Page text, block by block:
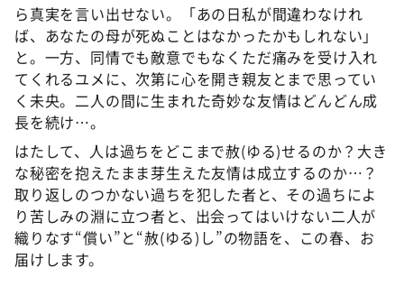
ら真実を言い出せない。「あの日私が間違わなけれ
ば、あなたの母が死ぬことはなかったかもしれない」
と。一方、同情でも敵意でもなくただ痛みを受け入れ
てくれるユメに、次第に心を開き親友とまで思ってい
く未央。二人の間に生まれた奇妙な友情はどんどん成
長を続け…。
はたして、人は過ちをどこまで赦(ゆる)せるのか？大き
な秘密を抱えたまま芽生えた友情は成立するのか…？
取り返しのつかない過ちを犯した者と、その過ちによ
り苦しみの淵に立つ者と、出会ってはいけない二人が
織りなす“償い”と“赦(ゆる)し”の物語を、この春、お
届けします。